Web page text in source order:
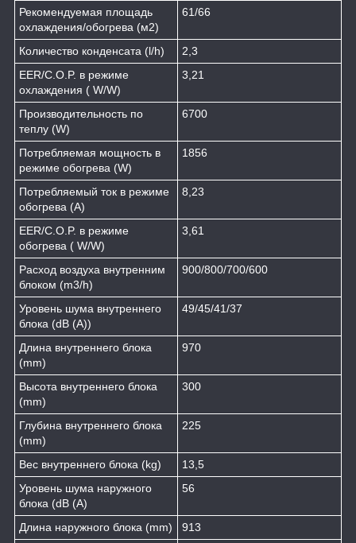
Рекомендуемая площадь
охлаждения/обогрева (м2)
61/66
Количество конденсата (l/h)
2,3
EER/C.O.P. в режиме
охлаждения ( W/W)
3,21
Производительность по
теплу (W)
6700
Потребляемая мощность в
режиме обогрева (W)
1856
Потребляемый ток в режиме
обогрева (A)
8,23
EER/C.O.P. в режиме
обогрева ( W/W)
3,61
Расход воздуха внутренним
блоком (m3/h)
900/800/700/600
Уровень шума внутреннего
блока (dB (A))
49/45/41/37
Длина внутреннего блока
(mm)
970
Высота внутреннего блока
(mm)
300
Глубина внутреннего блока
(mm)
225
Вес внутреннего блока (kg)
13,5
Уровень шума наружного
блока (dB (A)
56
Длина наружного блока (mm)
913